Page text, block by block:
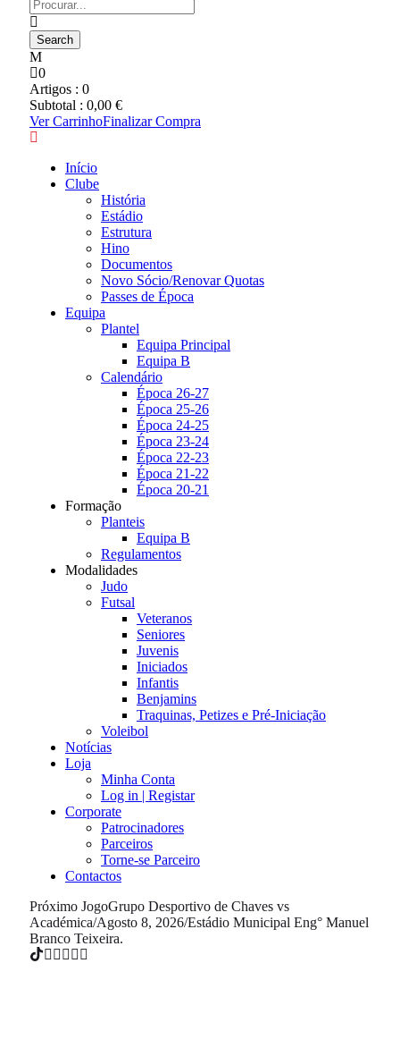
0
Artigos : 0
Subtotal : 0,00 €
Ver CarrinhoFinalizar Compra
Início
Clube
História
Estádio
Estrutura
Hino
Documentos
Novo Sócio/Renovar Quotas
Passes de Época
Equipa
Plantel
Equipa Principal
Equipa B
Calendário
Época 26-27
Época 25-26
Época 24-25
Época 23-24
Época 22-23
Época 21-22
Época 20-21
Formação
Planteis
Equipa B
Regulamentos
Modalidades
Judo
Futsal
Veteranos
Seniores
Juvenis
Iniciados
Infantis
Benjamins
Traquinas, Petizes e Pré-Iniciação
Voleibol
Notícias
Loja
Minha Conta
Log in | Registar
Corporate
Patrocinadores
Parceiros
Torne-se Parceiro
Contactos
Próximo JogoGrupo Desportivo de Chaves vs
Académica/Agosto 8, 2026/Estádio Municipal Eng° Manuel
Branco Teixeira.